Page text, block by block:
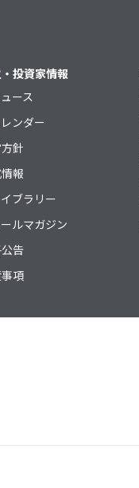
投資家情報
ース
ンダー
針
報
ブラリー
ルマガジン
告
項